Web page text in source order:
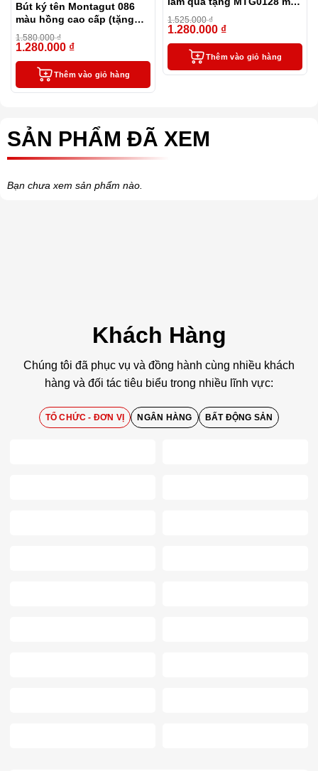
Bút ký tên Montagut 086
màu hồng cao cấp (tặng
kèm 1 lọ mực và 2 ngòi
thay thế)
1.580.000₫
1.280.000 ₫
Thêm vào giỏ hàng
xanh
1.525.000₫
1.280.000 ₫
Thêm vào giỏ hàng
SẢN PHẨM ĐÃ XEM
Bạn chưa xem sản phẩm nào.
Khách Hàng
Chúng tôi đã phục vụ và đồng hành cùng nhiều khách
hàng và đối tác tiêu biểu trong nhiều lĩnh vực:
TỔ CHỨC - ĐƠN VỊ NGÂN HÀNG BẤT ĐỘNG SẢN